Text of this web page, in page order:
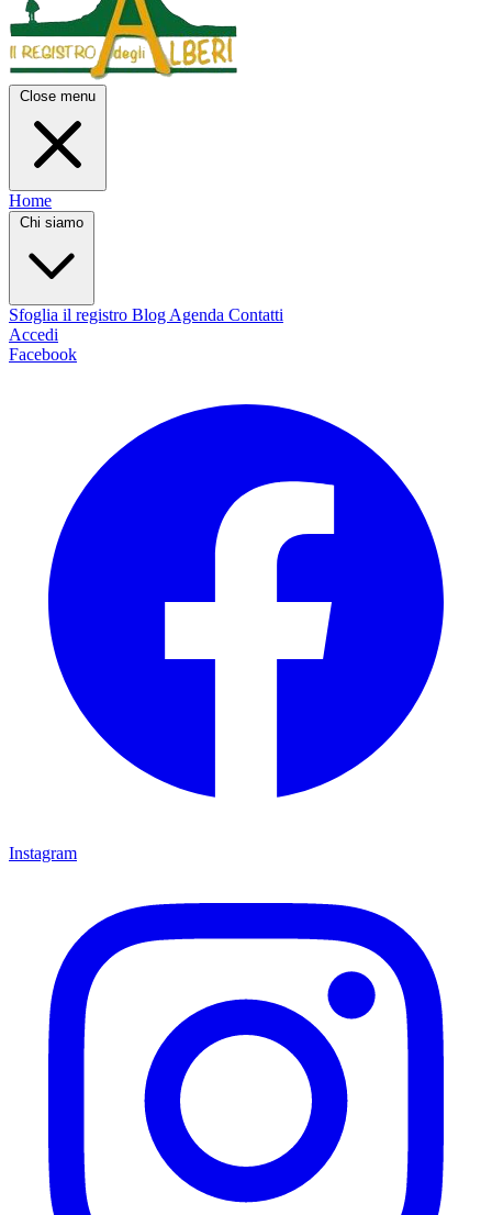
Close menu
Home
Chi siamo
Sfoglia il registro Blog Agenda Contatti
Accedi
Facebook
Instagram